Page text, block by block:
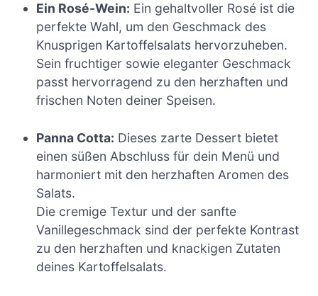
Ein Rosé-Wein: Ein gehaltvoller Rosé ist die
perfekte Wahl, um den Geschmack des
Knusprigen Kartoffelsalats hervorzuheben.
Sein fruchtiger sowie eleganter Geschmack
passt hervorragend zu den herzhaften und
frischen Noten deiner Speisen.
Panna Cotta: Dieses zarte Dessert bietet
einen süßen Abschluss für dein Menü und
harmoniert mit den herzhaften Aromen des
Salats.
Die cremige Textur und der sanfte
Vanillegeschmack sind der perfekte Kontrast
zu den herzhaften und knackigen Zutaten
deines Kartoffelsalats.